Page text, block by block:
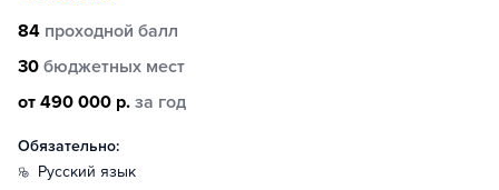
84 проходной балл
30 бюджетных мест
от 490 000 р. за год
Обязательно:
русский язык